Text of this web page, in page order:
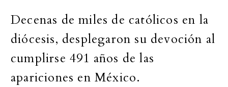
Decenas de miles de católicos en la
diócesis, desplegaron su devoción al
cumplirse 491 años de las
apariciones en México.